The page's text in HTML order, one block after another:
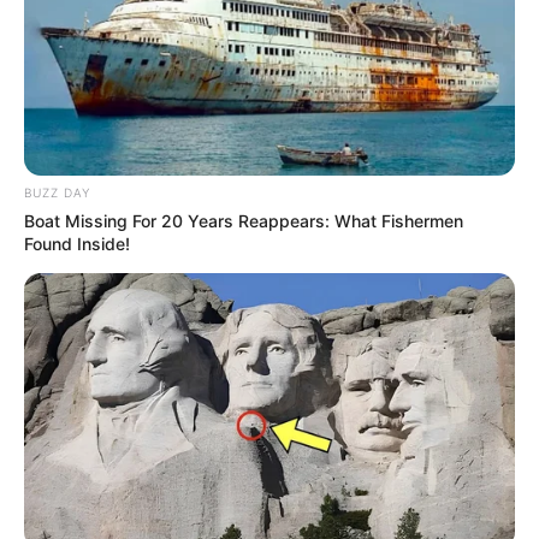
Credencial do instrutor - Frame Ministério dos transporte
O ministro dos Transportes ainda anunciou nesta terça-feira
que os instrutores de trânsito terão também a Credencial
Nacional do Instrutor.
O documento digital será disponibilizado gratuitamente,
com validade em todo o território nacional e pode ser
exportado em PDF.
Com a carteirinha, o profissional pode comprovar pelo
celular que é um instrutor autorizado a trabalhar,
BUZZ DAY
Boat Missing For 20 Years Reappears: What Fishermen
Found Inside!